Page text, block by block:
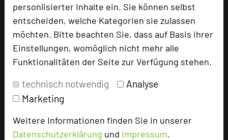
personlisierter Inhalte ein. Sie können selbst
entscheiden, welche Kategorien sie zulassen
möchten. Bitte beachten Sie, dass auf Basis ihrer
Einstellungen, womöglich nicht mehr alle
Funktionalitäten der Seite zur Verfügung stehen.
technisch notwendig
Analyse
Marketing
Weitere Informationen finden Sie in unserer
Datenschutzerklärung und Impressum.
1587 Seiten dieses Hotels wurden in den
vergangenen 30 Tagen auf diesem Portal aufgerufen.
Impressum zum Hotel
Für die Verwendung der Bilder haben die jeweiligen Hotels die
Nutzungsrechte für dieses Portal eingeräumt und sind dafür
verantwortlich.